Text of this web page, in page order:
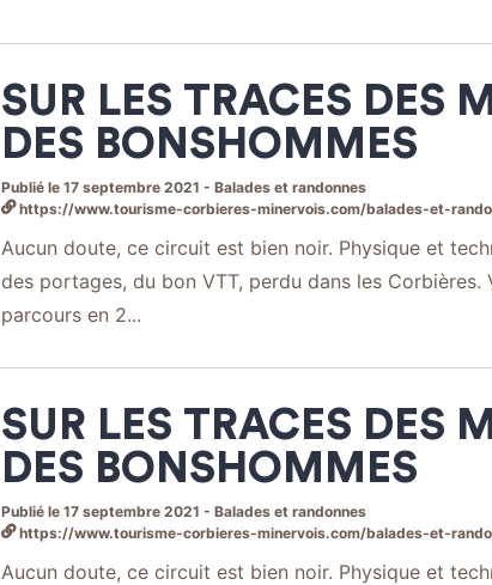
SUR LES TRACES DES
DES BONSHOMMES
Publié le 17 septembre 2021 - Balades et randonnes
https://www.tourisme-corbieres-minervois.com/balades-et-randonnees/sur-les-
Aucun doute, ce circuit est bien noir. Physique et
des portages, du bon VTT, perdu dans les Corbières.
parcours en 2...
SUR LES TRACES DES
DES BONSHOMMES
Publié le 17 septembre 2021 - Balades et randonnes
https://www.tourisme-corbieres-minervois.com/balades-et-randonnees/sur-les-
Aucun doute, ce circuit est bien noir. Physique et